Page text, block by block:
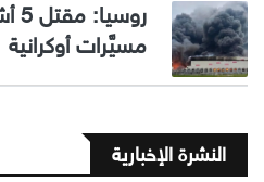
مسيَّرات أوكرانية
النشرة الإخبارية